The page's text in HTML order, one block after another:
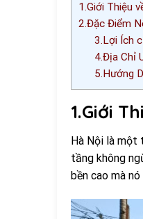
1.Giới Thiệu
2.Đặc Điểm
3.Lợi Ích
4.Địa Chỉ
5.Hướng
1.Giới
Hà Nội là một
tầng không
bền cao mà